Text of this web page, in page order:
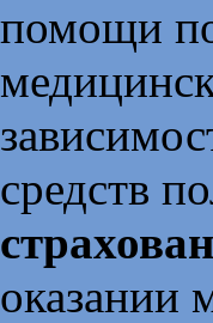
помощи
средств
оказании